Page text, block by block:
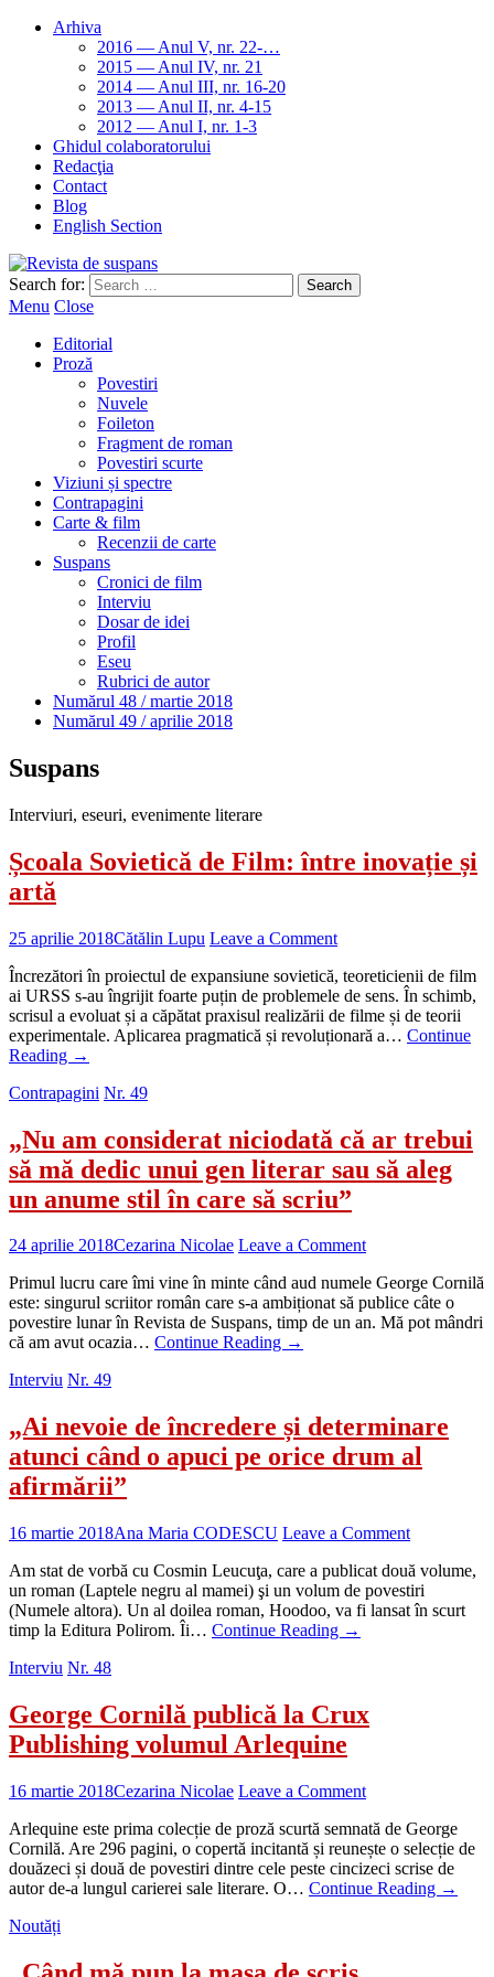
Arhiva
2016 — Anul V, nr. 22-…
2015 — Anul IV, nr. 21
2014 — Anul III, nr. 16-20
2013 — Anul II, nr. 4-15
2012 — Anul I, nr. 1-3
Ghidul colaboratorului
Redacţia
Contact
Blog
English Section
Search for:
Menu Close
Editorial
Proză
Povestiri
Nuvele
Foileton
Fragment de roman
Povestiri scurte
Viziuni și spectre
Contrapagini
Carte & film
Recenzii de carte
Suspans
Cronici de film
Interviu
Dosar de idei
Profil
Eseu
Rubrici de autor
Numărul 48 / martie 2018
Numărul 49 / aprilie 2018
Suspans
Interviuri, eseuri, evenimente literare
Școala Sovietică de Film: între inovație și
artă
25 aprilie 2018Cătălin Lupu Leave a Comment
Încrezători în proiectul de expansiune sovietică, teoreticienii de film
ai URSS s-au îngrijit foarte puțin de problemele de sens. În schimb,
scrisul a evoluat și a căpătat praxisul realizării de filme și de teorii
experimentale. Aplicarea pragmatică și revoluționară a… Continue
Reading →
Contrapagini Nr. 49
„Nu am considerat niciodată că ar trebui
să mă dedic unui gen literar sau să aleg
un anume stil în care să scriu”
24 aprilie 2018Cezarina Nicolae Leave a Comment
Primul lucru care îmi vine în minte când aud numele George Cornilă
este: singurul scriitor român care s-a ambiționat să publice câte o
povestire lunar în Revista de Suspans, timp de un an. Mă pot mândri
că am avut ocazia… Continue Reading →
Interviu Nr. 49
„Ai nevoie de încredere și determinare
atunci când o apuci pe orice drum al
afirmării”
16 martie 2018Ana Maria CODESCU Leave a Comment
Am stat de vorbă cu Cosmin Leucuţa, care a publicat două volume,
un roman (Laptele negru al mamei) şi un volum de povestiri
(Numele altora). Un al doilea roman, Hoodoo, va fi lansat în scurt
timp la Editura Polirom. Îi… Continue Reading →
Interviu Nr. 48
George Cornilă publică la Crux
Publishing volumul Arlequine
16 martie 2018Cezarina Nicolae Leave a Comment
Arlequine este prima colecție de proză scurtă semnată de George
Cornilă. Are 296 pagini, o copertă incitantă și reunește o selecție de
douăzeci și două de povestiri dintre cele peste cincizeci scrise de
autor de-a lungul carierei sale literare. O… Continue Reading →
Noutăți